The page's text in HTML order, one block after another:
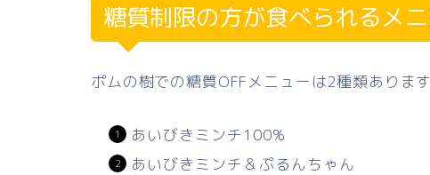
糖質制限の方が食べられるメ
ポムの樹での糖質OFFメニューは2種類あります
あいびきミンチ100%
あいびきミンチ＆ぷるんちゃん